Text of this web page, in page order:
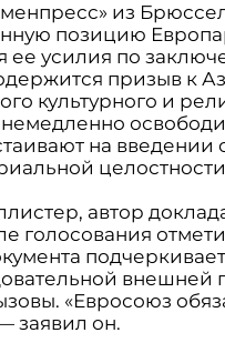
из
позицию
ее усилия по
призыв к
культурного и
на введении
автор
голосования
подчеркивает
внешней
«Евросоюз
заявил он.